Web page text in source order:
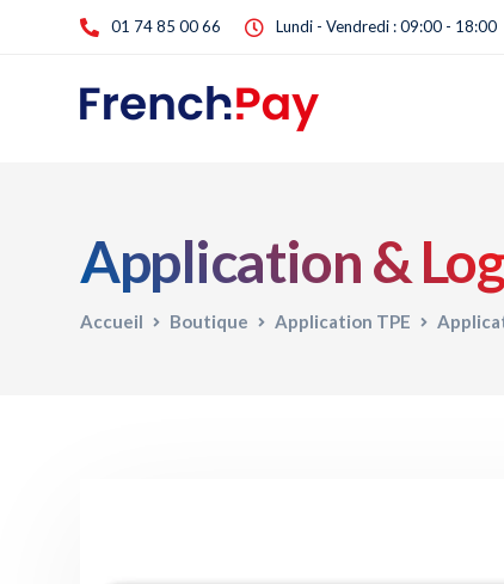
01 74 85 00 66 Lundi - Vendredi : 09:00 - 18:00
Application &
Accueil Boutique Application TPE